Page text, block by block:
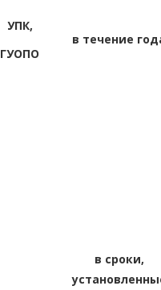
УПК,
ГУОПО
в течение
в сроки,